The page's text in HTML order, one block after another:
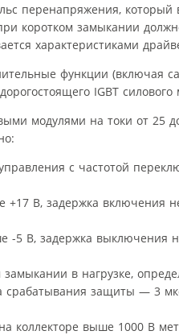
перенапряжения, который
коротком замыкании
характеристиками
функции (включая
IGBT силового
модулями на токи от 25
с частотой
+17 В, задержка включения
-5 В, задержка выключения
в нагрузке,
срабатывания защиты — 3
коллекторе выше 1000 В